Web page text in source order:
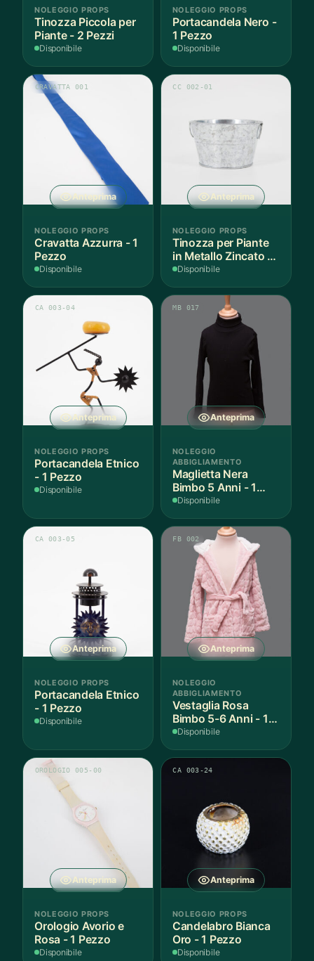
NOLEGGIO PROPS
Tinozza Piccola per
Piante - 2 Pezzi
Disponibile
NOLEGGIO PROPS
Portacandela Nero -
1 Pezzo
Disponibile
Anteprima
CRAVATTA 001
NOLEGGIO PROPS
Cravatta Azzurra - 1
Pezzo
Disponibile
Anteprima
CC 002-01
NOLEGGIO PROPS
Tinozza per Piante
in Metallo Zincato -
3 Pezzi
Disponibile
Anteprima
CA 003-04
NOLEGGIO PROPS
Portacandela Etnico
- 1 Pezzo
Disponibile
Anteprima
MB 017
NOLEGGIO
ABBIGLIAMENTO
Maglietta Nera
Bimbo 5 Anni - 1
Pezzo
Disponibile
Anteprima
CA 003-05
NOLEGGIO PROPS
Portacandela Etnico
- 1 Pezzo
Disponibile
Anteprima
FB 002
NOLEGGIO
ABBIGLIAMENTO
Vestaglia Rosa
Bimbo 5-6 Anni - 1
Pezzo
Disponibile
Anteprima
OROLOGIO 005-00
NOLEGGIO PROPS
Orologio Avorio e
Rosa - 1 Pezzo
Disponibile
Anteprima
CA 003-24
NOLEGGIO PROPS
Candelabro Bianca
Oro - 1 Pezzo
Disponibile